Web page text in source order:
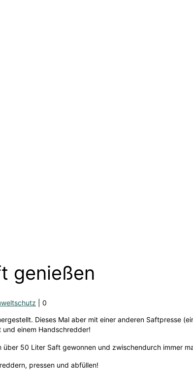
genießen
0
Dieses Mal aber mit einer anderen Saftpresse
einem Handschredder!
50 Liter Saft gewonnen und zwischendurch immer
pressen und abfüllen!